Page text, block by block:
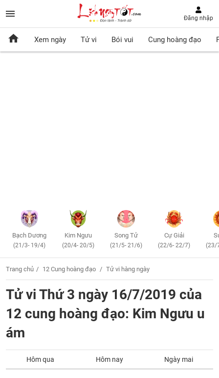
Đăng nhập
Xem ngày Tử vi Bói vui Cung hoàng đạo
Bạch Dương
(21/3- 19/4)
Kim Ngưu
(20/4- 20/5)
Song Tử
(21/5- 21/6)
Cự Giải
(22/6- 22/7) (23/
Trang chủ 12 Cung hoàng đạo Tử vi hàng ngày
Tử vi Thứ 3 ngày 16/7/2019 của
12 cung hoàng đạo: Kim Ngưu u
ám
Hôm qua Hôm nay Ngày mai